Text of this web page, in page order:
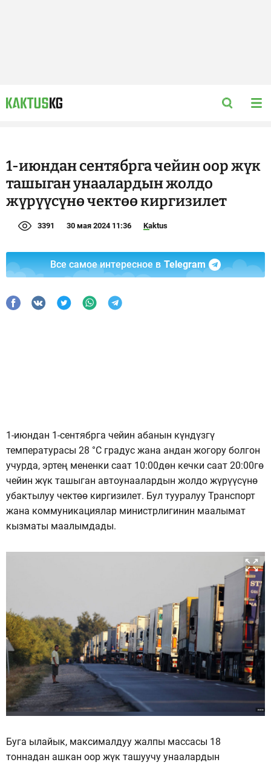
1-июндан сентябрга чейин оор жүк
ташыган унаалардын жолдо
жүрүүсүнө чектөө киргизилет
3391 30 мая 2024 11:36 Kaktus
Все самое интересное в Telegram
1-июндан 1-сентябрга чейин абанын күндүзгү
температурасы 28 °C градус жана андан жогору болгон
учурда, эртең мененки саат 10:00дөн кечки саат 20:00гө
чейин жүк ташыган автоунаалардын жолдо жүрүүсүнө
убактылуу чектөө киргизилет. Бул тууралуу Транспорт
жана коммуникациялар министрлигинин маалымат
кызматы маалымдады.
Буга ылайык, максималдуу жалпы массасы 18
тоннадан ашкан оор жүк ташуучу унаалардын